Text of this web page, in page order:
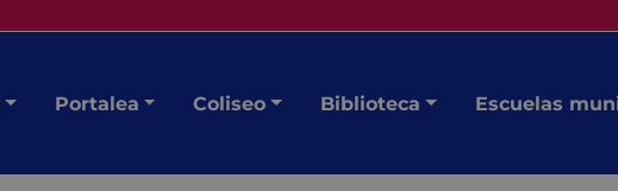
Portalea Coliseo Biblioteca Escuelas